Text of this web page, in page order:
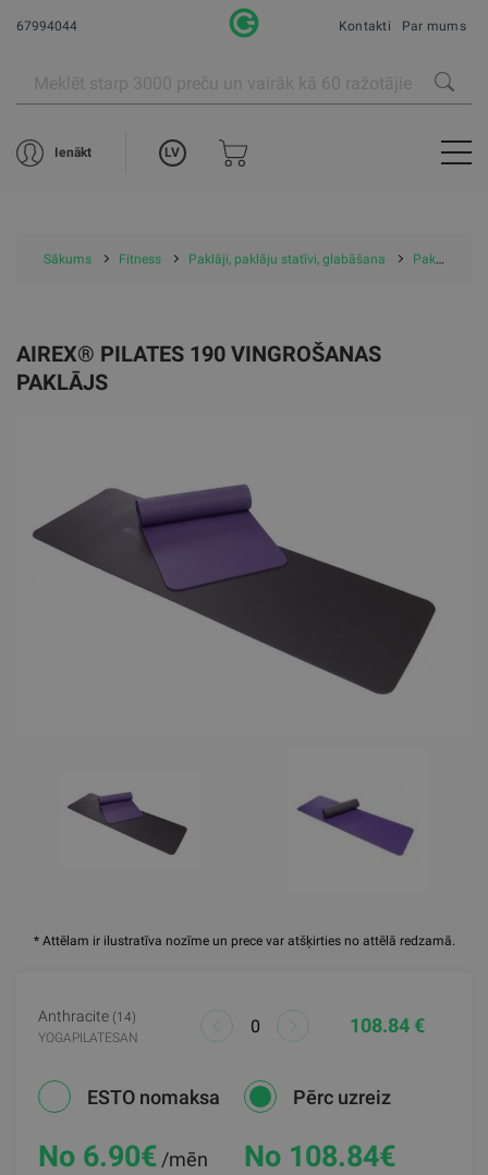
67994044 Kontakti Par mums
Ienākt LV
Sākums Fitness Paklāji, paklāju statīvi, glabāšana Paklāji
* Attēlam ir ilustratīva nozīme un prece var atšķirties no attēlā redzamā.
AIREX® PILATES 190 VINGROŠANAS
PAKLĀJS
Anthracite (14)
YOGAPILATESAN
108.84 €
ESTO nomaksa
No 6.90€ /mēn
Pērc uzreiz
No 108.84€